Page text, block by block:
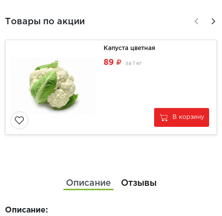
Товары по акции
Капуста цветная
89 за 1 кг
В корзину
Описание Отзывы
Описание: